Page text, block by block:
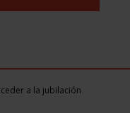
a la jubilación